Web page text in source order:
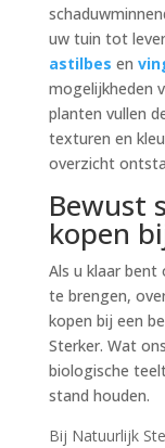
uw tuin tot
astilbes en
mogelijkheden
planten vullen
texturen en
overzicht
Bewust
kopen
Als u klaar bent
te brengen,
kopen bij een
Sterker. Wat
biologische
stand houden.
Bij Natuurlijk